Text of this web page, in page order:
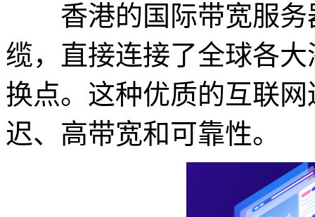
香港的国际带宽服务
缆，直接连接了全球各
换点。这种优质的互联
迟、高带宽和可靠性。